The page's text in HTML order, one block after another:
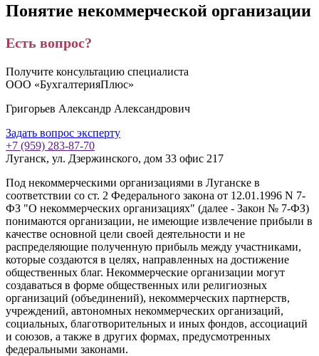
Понятие некоммерческой организации
Есть вопрос?
Получите консультацию специалиста
ООО «БухгалтерияПлюс»
Григорьев Александр Александрович
Задать вопрос эксперту
+7 (959) 283-87-70
Луганск, ул. Дзержинского, дом 33 офис 217
Под некоммерческими организациями в Луганске в
соответствии со ст. 2 Федерального закона от 12.01.1996 N 7-
ФЗ "О некоммерческих организациях" (далее - Закон № 7-ФЗ)
понимаются организации, не имеющие извлечение прибыли в
качестве основной цели своей деятельности и не
распределяющие полученную прибыль между участниками,
которые создаются в целях, направленных на достижение
общественных благ. Некоммерческие организации могут
создаваться в форме общественных или религиозных
организаций (объединений), некоммерческих партнерств,
учреждений, автономных некоммерческих организаций,
социальных, благотворительных и иных фондов, ассоциаций
и союзов, а также в других формах, предусмотренных
федеральными законами.